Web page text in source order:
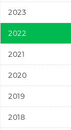
2023
2022
2021
2020
2019
2018